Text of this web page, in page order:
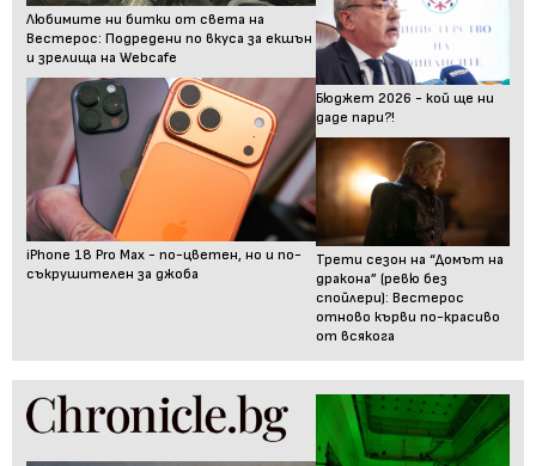
Любимите ни битки от света на
Вестерос: Подредени по вкуса за екшън
и зрелища на Webcafe
iPhone 18 Pro Max - по-цветен, но и по-
съкрушителен за джоба
Бюджет 2026 - кой ще ни
даде пари?!
Трети сезон на “Домът на
дракона” (ревю без
спойлери): Вестерос
отново кърви по-красиво
от всякога